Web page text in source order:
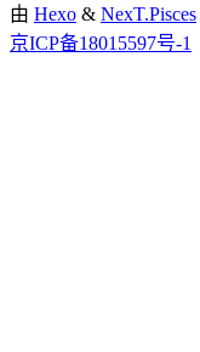
由 Hexo & NexT.Pisces
京ICP备18015597号-1